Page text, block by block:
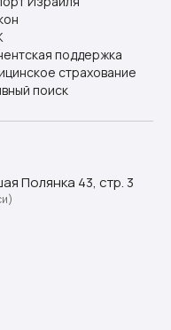
поддержка
страхование
поиск
Полянка 43, стр. 3